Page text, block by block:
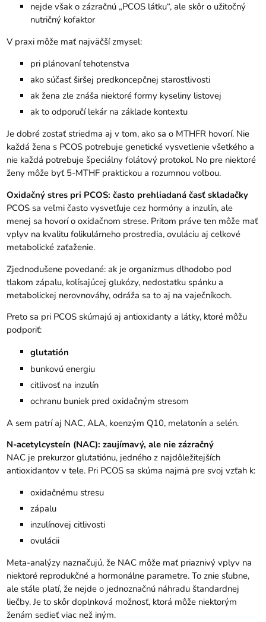
nejde však o zázračnú „PCOS látku“, ale skôr o užitočný
nutričný kofaktor
V praxi môže mať najväčší zmysel:
pri plánovaní tehotenstva
ako súčasť širšej predkoncepčnej starostlivosti
ak žena zle znáša niektoré formy kyseliny listovej
ak to odporučí lekár na základe kontextu
Je dobré zostať striedma aj v tom, ako sa o MTHFR hovorí. Nie
každá žena s PCOS potrebuje genetické vysvetlenie všetkého a
nie každá potrebuje špeciálny folátový protokol. No pre niektoré
ženy môže byť 5-MTHF praktickou a rozumnou voľbou.
Oxidačný stres pri PCOS: často prehliadaná časť skladačky
PCOS sa veľmi často vysvetľuje cez hormóny a inzulín, ale
menej sa hovorí o oxidačnom strese. Pritom práve ten môže mať
vplyv na kvalitu folikulárneho prostredia, ovuláciu aj celkové
metabolické zaťaženie.
Zjednodušene povedané: ak je organizmus dlhodobo pod
tlakom zápalu, kolísajúcej glukózy, nedostatku spánku a
metabolickej nerovnováhy, odráža sa to aj na vaječníkoch.
Preto sa pri PCOS skúmajú aj antioxidanty a látky, ktoré môžu
podporiť:
glutatión
bunkovú energiu
citlivosť na inzulín
ochranu buniek pred oxidačným stresom
A sem patrí aj NAC, ALA, koenzým Q10, melatonín a selén.
N-acetylcysteín (NAC): zaujímavý, ale nie zázračný
NAC je prekurzor glutatiónu, jedného z najdôležitejších
antioxidantov v tele. Pri PCOS sa skúma najmä pre svoj vzťah k:
oxidačnému stresu
zápalu
inzulínovej citlivosti
ovulácii
Meta-analýzy naznačujú, že NAC môže mať priaznivý vplyv na
niektoré reprodukčné a hormonálne parametre. To znie sľubne,
ale stále platí, že nejde o jednoznačnú náhradu štandardnej
liečby. Je to skôr doplnková možnosť, ktorá môže niektorým
ženám sedieť viac než iným.